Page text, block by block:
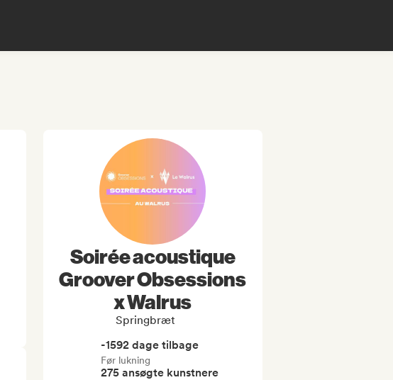
Soirée acoustique
Groover Obsessions
x Walrus
Springbræt
-1592 dage tilbage
Før lukning
275 ansøgte kunstnere